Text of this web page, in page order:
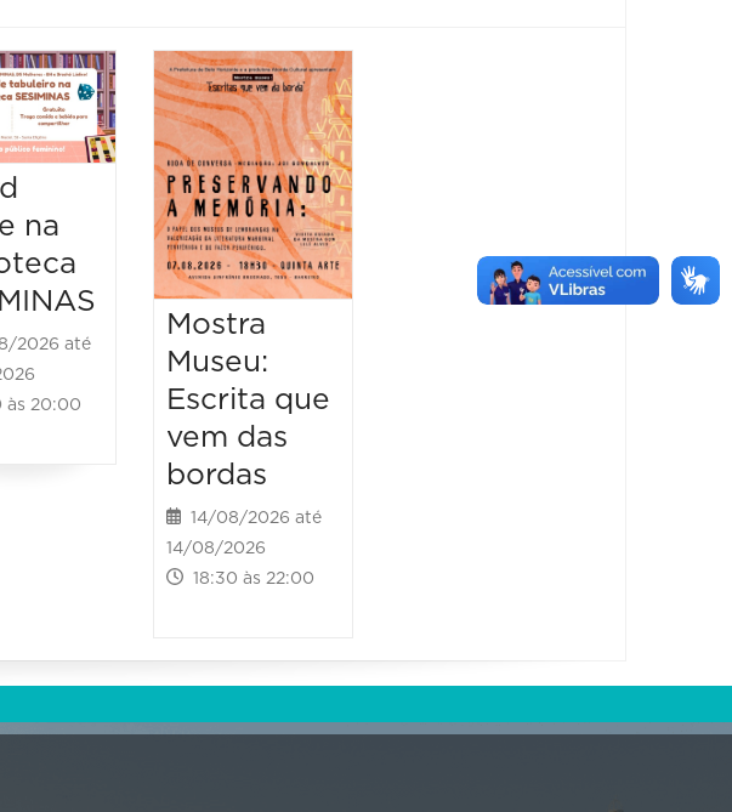
na
2026 até
20:00
Mostra
Museu:
Escrita que
vem das
bordas
14/08/2026 até
14/08/2026
18:30 às 22:00
16/08/2026 até
16/08/2026